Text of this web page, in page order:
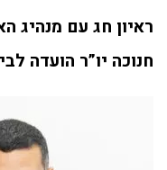
ראיון חג עם מנהיג
חנוכה יו”ר הועדה